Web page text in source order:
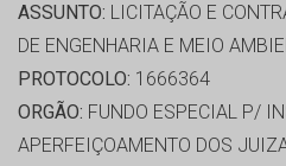
ASSUNTO: LICITAÇÃO E
DE ENGENHARIA E MEIO
PROTOCOLO: 1666364
ORGÃO: FUNDO ESPECIAL P/
APERFEIÇOAMENTO DOS